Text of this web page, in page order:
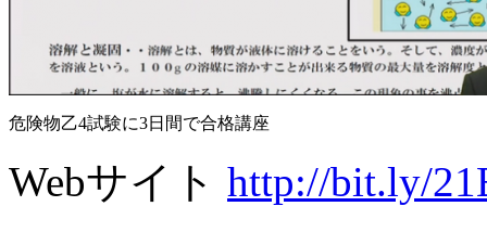
危険物乙4試験に3日間で合格講座
Webサイト http://bit.ly/